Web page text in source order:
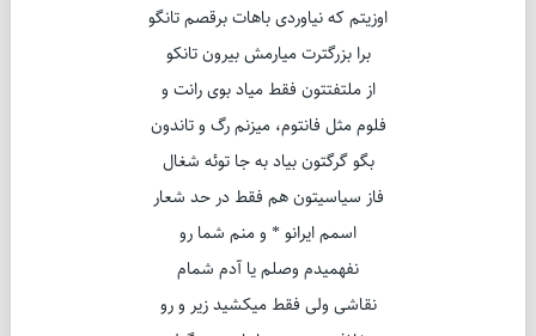
اوزیتم که نیاوردی باهات برقصم تانگو
برا بزرگترت میارمش بیرون تانکو
از ملتفتتون فقط میاد بوی رانت و
فلوم مثل فانتوم، میزنم رگ و تاندون
بگو گرگتون بیاد به جا توئه شغال
فاز سیاسیتون هم فقط در حد شعار
اسمم ایرانو * و منم شما رو
نفهمیدم وصلم یا آدم شمام
نقاشی ولی فقط میکشید زیر و رو